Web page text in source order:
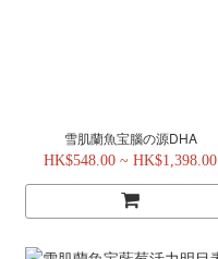
雪肌蘭魚宝腦の源DHA
HK$548.00 ~ HK$1,398.00